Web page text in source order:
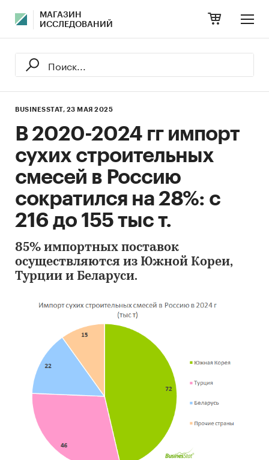
МАГАЗИН
ИССЛЕДОВАНИЙ
BUSINESSTAT, 23 МАЯ 2025
В 2020-2024 гг импорт
сухих строительных
смесей в Россию
сократился на 28%: с
216 до 155 тыс т.
85% импортных поставок
осуществляются из Южной Кореи,
Турции и Беларуси.